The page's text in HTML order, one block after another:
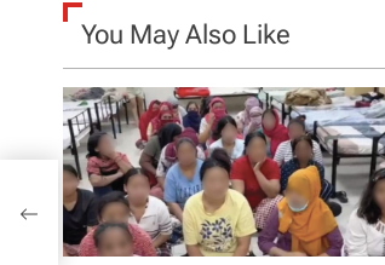
g
a
t
i
o
You May Also Like